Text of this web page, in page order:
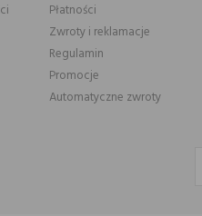
Płatności
Zwroty i reklamacje
Regulamin
Promocje
Automatyczne zwroty